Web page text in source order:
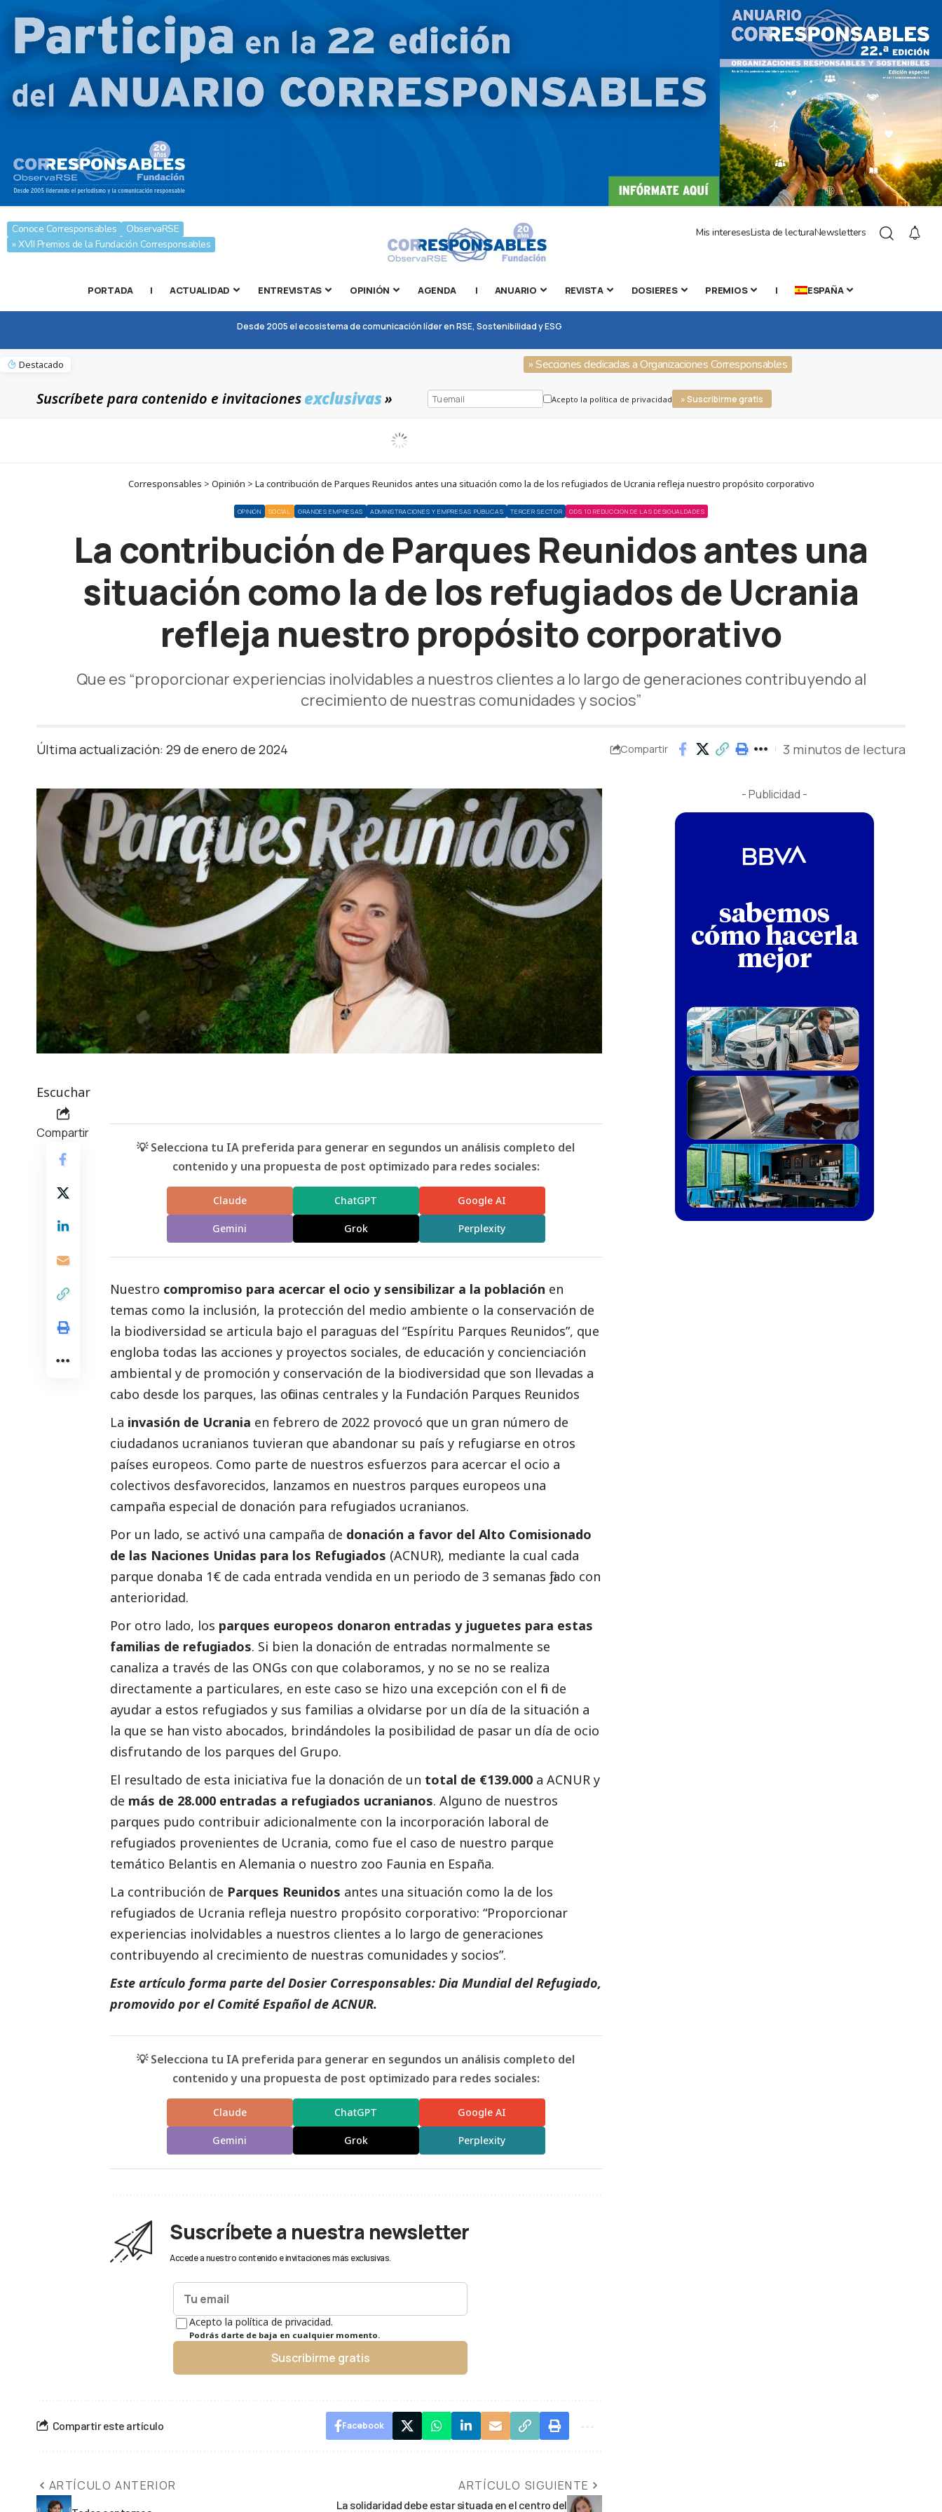
Conoce Corresponsables
ObservaRSE
» XVII Premios de la Fundación Corresponsables
Mis interesesLista de lecturaNewsletters
PORTADA | ACTUALIDAD ENTREVISTAS OPINIÓN AGENDA | ANUARIO REVISTA DOSIERES PREMIOS | ESPAÑA
Desde 2005 el ecosistema de comunicación líder en RSE, Sostenibilidad y ESG
Destacado » Secciones dedicadas a Organizaciones Corresponsables
Suscríbete para contenido e invitacionesexclusivas» Acepto la política de privacidad » Suscribirme gratis
Corresponsables > Opinión > La contribución de Parques Reunidos antes una situación como la de los refugiados de Ucrania refleja nuestro propósito corporativo
OPINIÓN SOCIAL GRANDES EMPRESAS ADMINISTRACIONES Y EMPRESAS PÚBLICAS TERCER SECTOR ODS 10 REDUCCIÓN DE LAS DESIGUALDADES
La contribución de Parques Reunidos antes una
situación como la de los refugiados de Ucrania
refleja nuestro propósito corporativo
Que es “proporcionar experiencias inolvidables a nuestros clientes a lo largo de generaciones contribuyendo al
crecimiento de nuestras comunidades y socios”
Última actualización: 29 de enero de 2024 Compartir 3 minutos de lectura
Escuchar
Compartir
💡 Selecciona tu IA preferida para generar en segundos un análisis completo del
contenido y una propuesta de post optimizado para redes sociales:
Claude ChatGPT Google AI
Gemini Grok Perplexity
Nuestro compromiso para acercar el ocio y sensibilizar a la población en
temas como la inclusión, la protección del medio ambiente o la conservación de
la biodiversidad se articula bajo el paraguas del “Espíritu Parques Reunidos”, que
engloba todas las acciones y proyectos sociales, de educación y concienciación
ambiental y de promoción y conservación de la biodiversidad que son llevadas a
cabo desde los parques, las oficinas centrales y la Fundación Parques Reunidos
La invasión de Ucrania en febrero de 2022 provocó que un gran número de
ciudadanos ucranianos tuvieran que abandonar su país y refugiarse en otros
países europeos. Como parte de nuestros esfuerzos para acercar el ocio a
colectivos desfavorecidos, lanzamos en nuestros parques europeos una
campaña especial de donación para refugiados ucranianos.
Por un lado, se activó una campaña de donación a favor del Alto Comisionado
de las Naciones Unidas para los Refugiados (ACNUR), mediante la cual cada
parque donaba 1€ de cada entrada vendida en un periodo de 3 semanas fijado con
anterioridad.
Por otro lado, los parques europeos donaron entradas y juguetes para estas
familias de refugiados. Si bien la donación de entradas normalmente se
canaliza a través de las ONGs con que colaboramos, y no se no se realiza
directamente a particulares, en este caso se hizo una excepción con el fin de
ayudar a estos refugiados y sus familias a olvidarse por un día de la situación a
la que se han visto abocados, brindándoles la posibilidad de pasar un día de ocio
disfrutando de los parques del Grupo.
El resultado de esta iniciativa fue la donación de un total de €139.000 a ACNUR y
de más de 28.000 entradas a refugiados ucranianos. Alguno de nuestros
parques pudo contribuir adicionalmente con la incorporación laboral de
refugiados provenientes de Ucrania, como fue el caso de nuestro parque
temático Belantis en Alemania o nuestro zoo Faunia en España.
La contribución de Parques Reunidos antes una situación como la de los
refugiados de Ucrania refleja nuestro propósito corporativo: “Proporcionar
experiencias inolvidables a nuestros clientes a lo largo de generaciones
contribuyendo al crecimiento de nuestras comunidades y socios”.
Este artículo forma parte delDosier Corresponsables: Dia Mundial del Refugiado,
promovido por el Comité Español de ACNUR.
💡 Selecciona tu IA preferida para generar en segundos un análisis completo del
contenido y una propuesta de post optimizado para redes sociales:
Claude ChatGPT Google AI
Gemini Grok Perplexity
Suscríbete a nuestra newsletter
Accede a nuestro contenido e invitaciones más exclusivas.
Acepto la política de privacidad.
Podrás darte de baja en cualquier momento.
Suscribirme gratis
Compartir este artículo Facebook
ARTÍCULO ANTERIOR ARTÍCULO SIGUIENTE
La solidaridad debe estar situada en el centro del
- Publicidad -